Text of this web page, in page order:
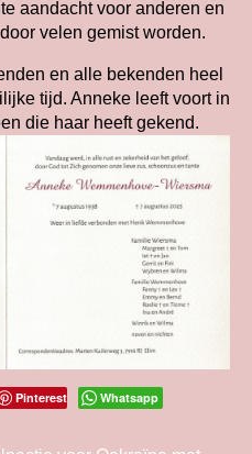
aandacht voor anderen en
velen gemist worden.
en alle bekenden heel
tijd. Anneke leeft voort in
die haar heeft gekend.
Pinterest Whatsapp